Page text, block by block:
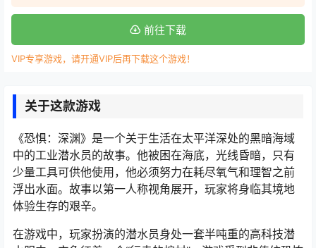
前往下载
VIP专享游戏，请开通VIP后再下载这个游戏！
关于这款游戏
《恐惧：深渊》是一个关于生活在太平洋深处的黑暗海域
中的工业潜水员的故事。他被困在海底，光线昏暗，只有
少量工具可供他使用，他必须努力在耗尽氧气和理智之前
浮出水面。故事以第一人称视角展开，玩家将身临其境地
体验生存的艰辛。
在游戏中，玩家扮演的潜水员身处一套半吨重的高科技潜